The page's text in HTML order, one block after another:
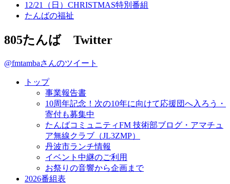
12/21（日）CHRISTMAS特別番組
たんばの福祉
805たんば Twitter
@fmtambaさんのツイート
トップ
事業報告書
10周年記念！次の10年に向けて応援団へ入ろう・
寄付も募集中
たんばコミュニティFM 技術部ブログ・アマチュ
ア無線クラブ（JL3ZMP）
丹波市ランチ情報
イベント中継のご利用
お祭りの音響から企画まで
2026番組表